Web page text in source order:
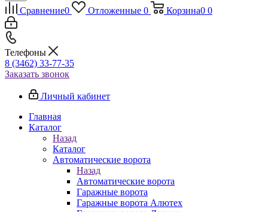
Сравнение0 Отложенные 0 Корзина0 0
Телефоны
8 (3462) 33-77-35
Заказать звонок
Личный кабинет
Главная
Каталог
Назад
Каталог
Автоматические ворота
Назад
Автоматические ворота
Гаражные ворота
Гаражные ворота Алютех